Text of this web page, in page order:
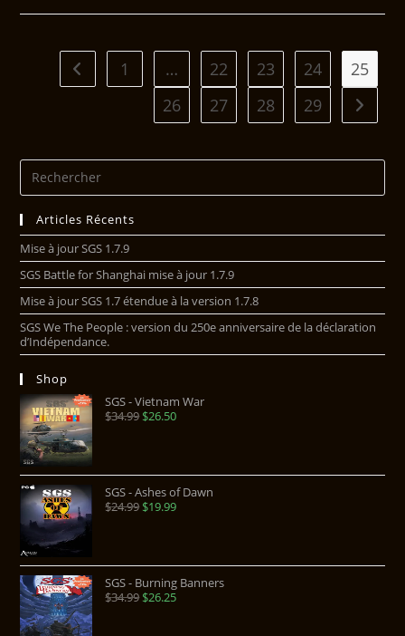
1 … 22 23 24
25
26
27 28 29
Articles Récents
Mise à jour SGS 1.7.9
SGS Battle for Shanghai mise à jour 1.7.9
Mise à jour SGS 1.7 étendue à la version 1.7.8
SGS We The People : version du 250e anniversaire de la déclaration
d’Indépendance.
Shop
SGS - Vietnam War
$34.99$26.50
SGS - Ashes of Dawn
$24.99$19.99
SGS - Burning Banners
$34.99$26.25